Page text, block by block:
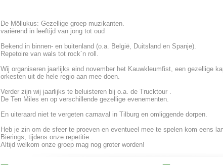
De Möllukus: Gezellige groep muzikanten.
variërend in leeftijd van jong tot oud
Bekend in binnen- en buitenland (o.a. België, Duitsland en Spanje).
Repetoire van wals tot rock´n roll.
Wij organiseren jaarlijks eind november het Kauwkleumfist, een gezellige
orkesten uit de hele regio aan mee doen.
Verder zijn wij jaarlijks te beluisteren bij o.a. de Trucktour .
De Ten Miles en op verschillende gezellige evenementen.
En uiteraard niet te vergeten carnaval in Tilburg en omliggende dorpen.
Heb je zin om de sfeer te proeven en eventueel mee te spelen kom eens
Bierings, tijdens onze repetitie .
Altijd welkom onze groep mag nog groter worden!